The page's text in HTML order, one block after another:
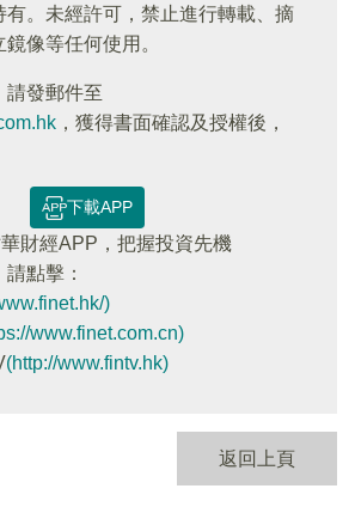
有。未經許可，禁止進行轉載、摘
像等任何使用。
請發郵件至
，獲得書面確認及授權後，
下載APP
財經APP，把握投資先機
點擊：
)
www.finet.com.cn)
(http://www.fintv.hk)
返回上頁